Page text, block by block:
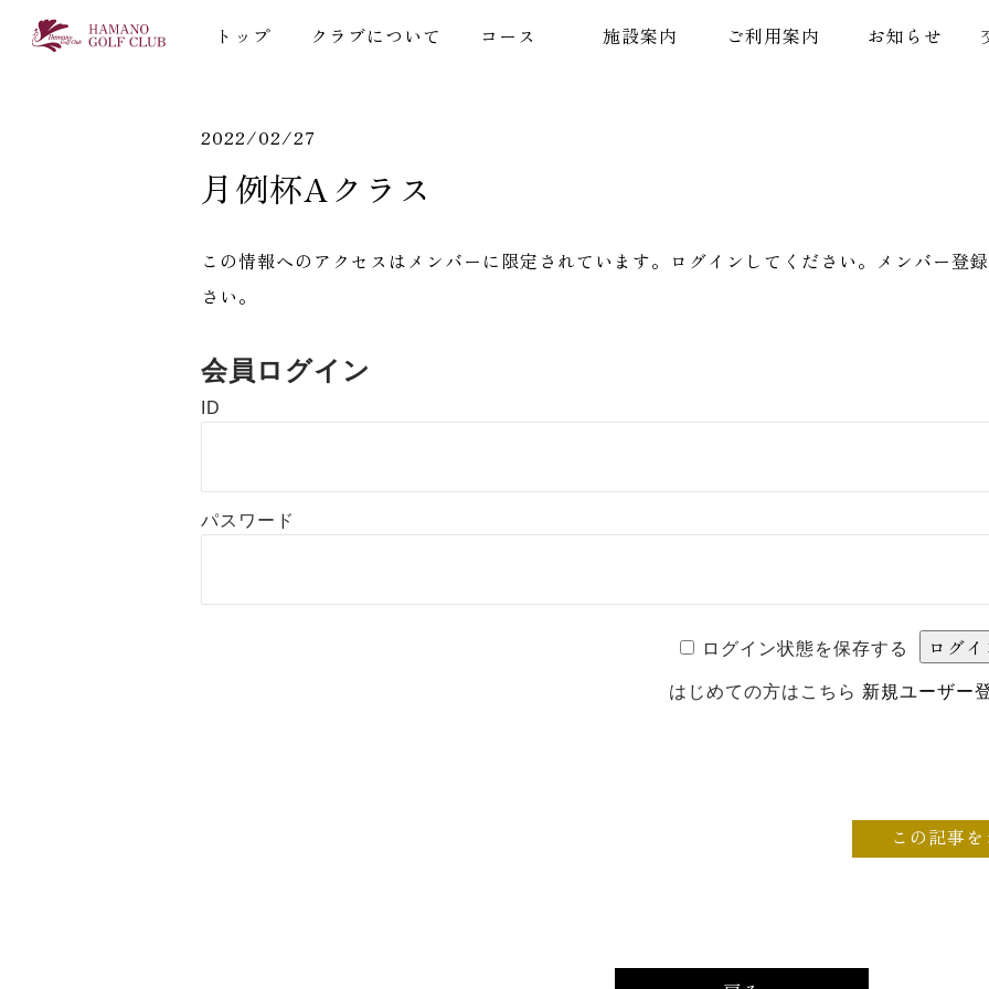
トップ クラブについて コース 施設案内 ご利用案内 お知らせ
2022/02/27
月例杯Aクラス
この情報へのアクセスはメンバーに限定されています。ログインしてください。メンバー登
さい。
会員ログイン
ID
パスワード
ログイン状態を保存する
はじめての方はこちら 新規ユーザー
この記事